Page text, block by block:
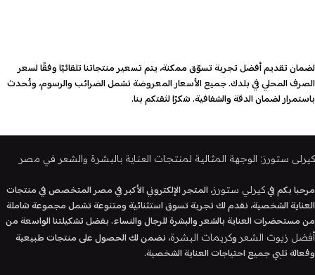
لضمان تقديم أفضل تجربة تسوّق ممكنة، يتم تسعير منتجاتنا تلقائيًا وفقًا لسعر
الصرف المحلي في بلدك. جميع الأسعار المعروضة تشمل الضرائب والرسوم، وتُحدث
باستمرار لضمان الدقة والشفافية. شكرًا لثقتكم بنا.
كيرلى ستورز: الوجهة المثالية لمنتجات العناية بالبشرة والشعر في مصر
مرحبا بكم فيكيرلي ستورز، المتجر الإلكتروني الأكبر في مصر المتخصص في منتجات
العناية الشخصية، نقدم لك تجربة تسوق استثنائية ومتنوعة تشمل مجموعة شاملة
من مستحضرات العناية بالشعر والبشرة للرجال والنساء. بفضل تشكيلتنا الواسعة من
أفضل زيوت الشعروكريمات البشرة، نضمن لك الحصول على منتجات طبيعية
وفعالة تلبي جميع احتياجات العناية الشخصية.